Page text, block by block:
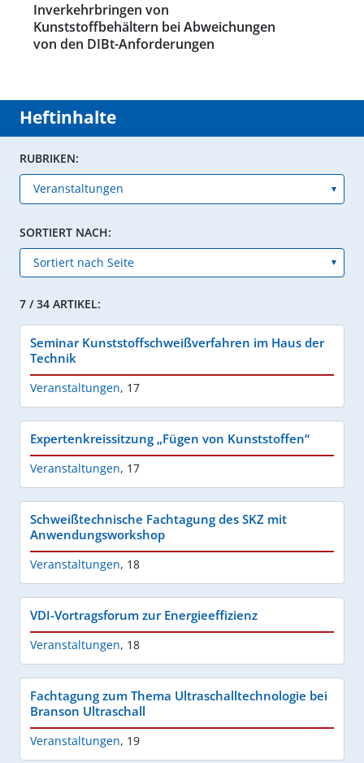
Inverkehrbringen von
Kunststoffbehältern bei Abweichungen
von den DIBt-Anforderungen
Heftinhalte
RUBRIKEN:
SORTIERT NACH:
7 / 34 ARTIKEL:
Seminar Kunststoffschweißverfahren im Haus der
Technik
Veranstaltungen, 17
Expertenkreissitzung „Fügen von Kunststoffen“
Veranstaltungen, 17
Schweißtechnische Fachtagung des SKZ mit
Anwendungsworkshop
Veranstaltungen, 18
VDI-Vortragsforum zur Energieeffizienz
Veranstaltungen, 18
Fachtagung zum Thema Ultraschalltechnologie bei
Branson Ultraschall
Veranstaltungen, 19